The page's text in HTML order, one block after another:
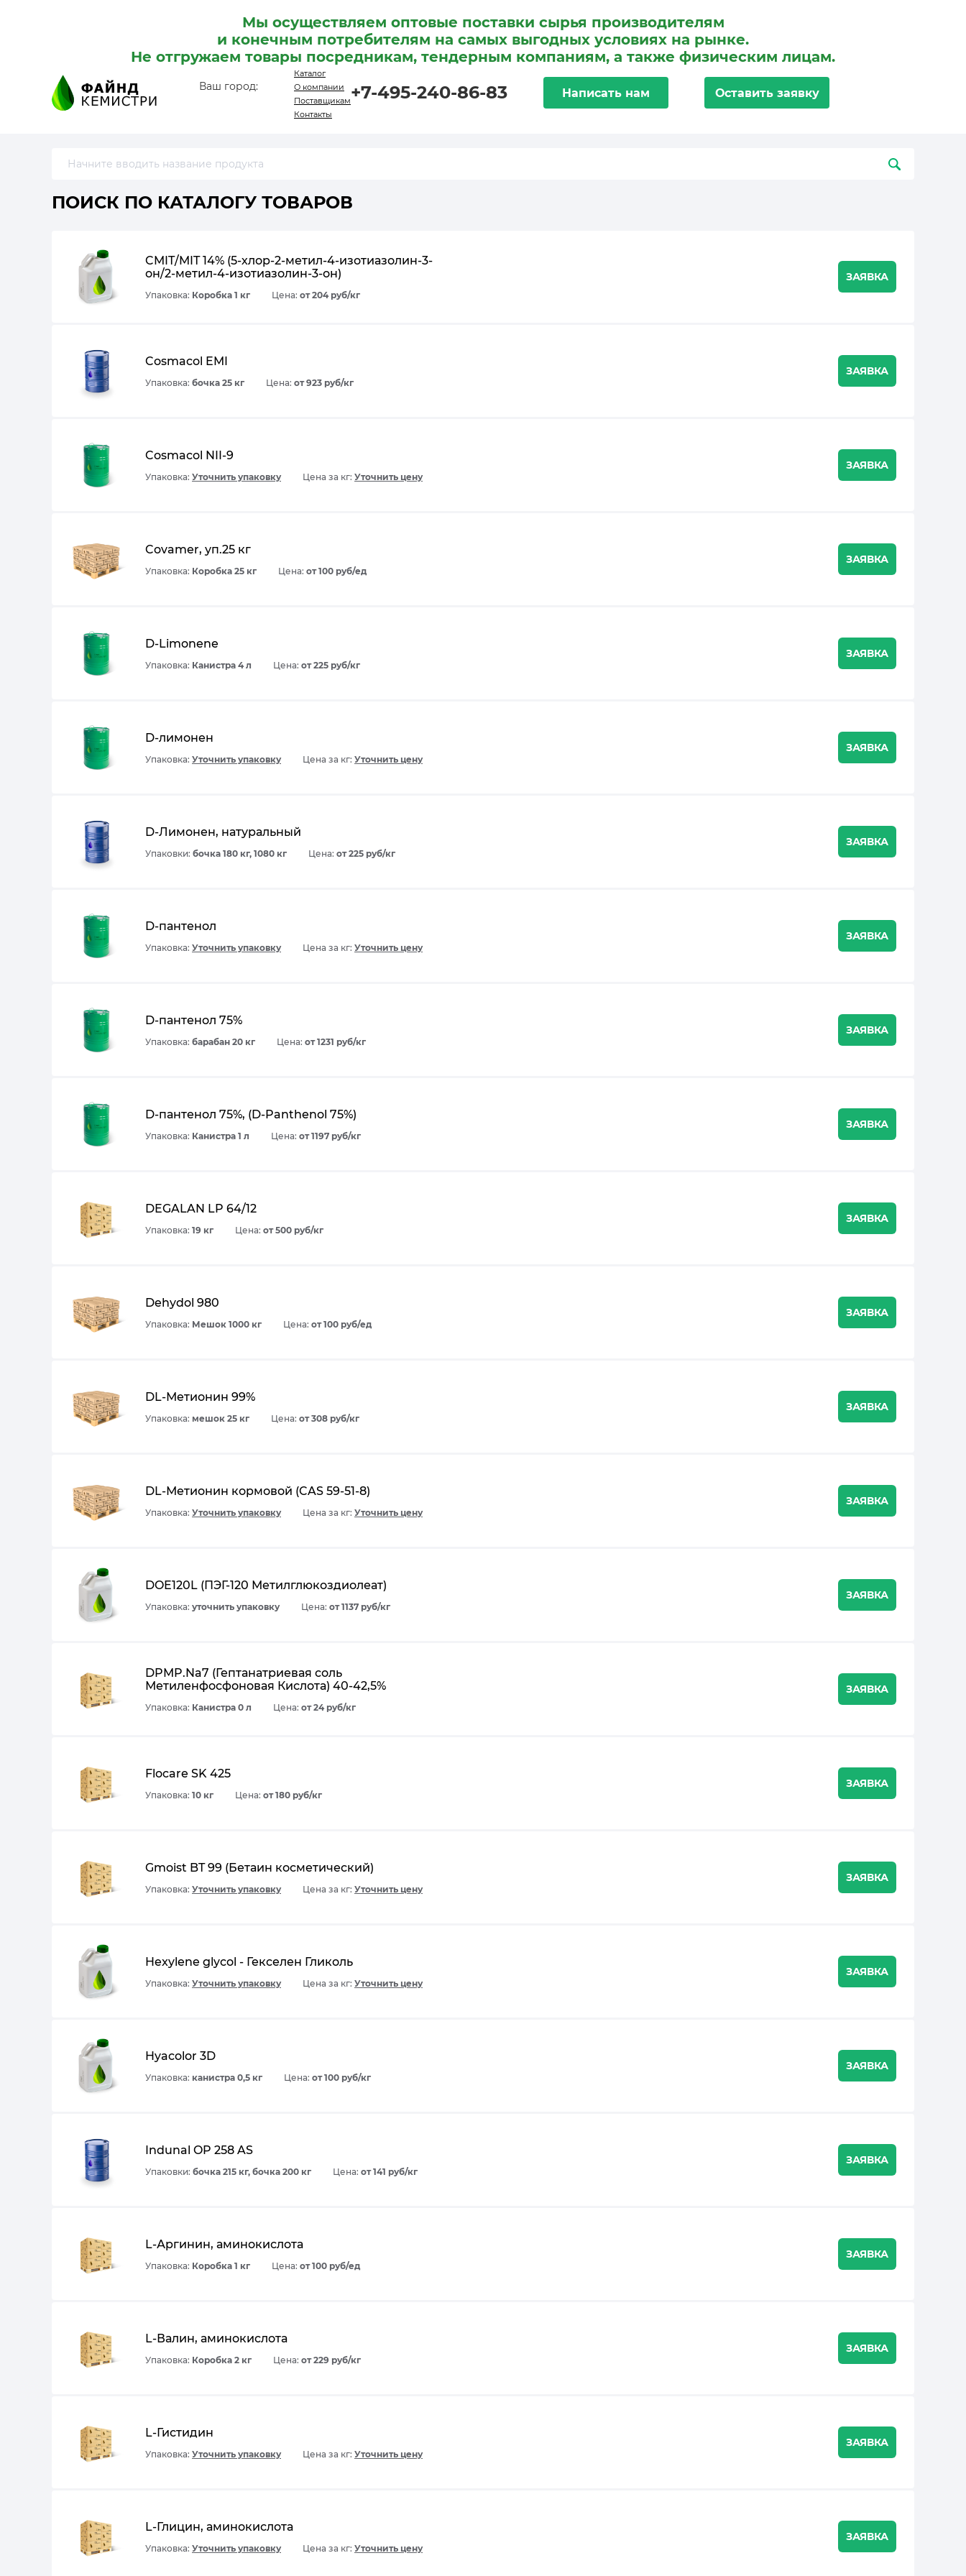
Мы осуществляем оптовые поставки сырья производителям
и конечным потребителям на самых выгодных условиях на рынке.
Не отгружаем товары посредникам, тендерным компаниям, а также физическим лицам.
Ваш город:
Каталог
О компании
Поставщикам
Контакты
+7-495-240-86-83 Написать нам Оставить заявку
ПОИСК ПО КАТАЛОГУ ТОВАРОВ
CMIT/MIT 14% (5-хлор-2-метил-4-изотиазолин-3-
он/2-метил-4-изотиазолин-3-он)
Упаковка: Коробка 1 кг Цена: от 204 руб/кг
ЗАЯВКА
Cosmacol EMI
Упаковка: бочка 25 кг Цена: от 923 руб/кг
ЗАЯВКА
Cosmacol NII-9
Упаковка: Уточнить упаковку Цена за кг: Уточнить цену
ЗАЯВКА
Covamer, уп.25 кг
Упаковка: Коробка 25 кг Цена: от 100 руб/ед
ЗАЯВКА
D-Limonene
Упаковка: Канистра 4 л Цена: от 225 руб/кг
ЗАЯВКА
D-лимонен
Упаковка: Уточнить упаковку Цена за кг: Уточнить цену
ЗАЯВКА
D-Лимонен, натуральный
Упаковки: бочка 180 кг, 1080 кг Цена: от 225 руб/кг
ЗАЯВКА
D-пантенол
Упаковка: Уточнить упаковку Цена за кг: Уточнить цену
ЗАЯВКА
D-пантенол 75%
Упаковка: барабан 20 кг Цена: от 1231 руб/кг
ЗАЯВКА
D-пантенол 75%, (D-Panthenol 75%)
Упаковка: Канистра 1 л Цена: от 1197 руб/кг
ЗАЯВКА
DEGALAN LP 64/12
Упаковка: 19 кг Цена: от 500 руб/кг
ЗАЯВКА
Dehydol 980
Упаковка: Мешок 1000 кг Цена: от 100 руб/ед
ЗАЯВКА
DL-Метионин 99%
Упаковка: мешок 25 кг Цена: от 308 руб/кг
ЗАЯВКА
DL-Метионин кормовой (CAS 59-51-8)
Упаковка: Уточнить упаковку Цена за кг: Уточнить цену
ЗАЯВКА
DOE120L (ПЭГ-120 Метилглюкоздиолеат)
Упаковка: уточнить упаковку Цена: от 1137 руб/кг
ЗАЯВКА
DPMP.Na7 (Гептанатриевая соль
Метиленфосфоновая Кислота) 40-42,5%
Упаковка: Канистра 0 л Цена: от 24 руб/кг
ЗАЯВКА
Flocare SK 425
Упаковка: 10 кг Цена: от 180 руб/кг
ЗАЯВКА
Gmoist BT 99 (Бетаин косметический)
Упаковка: Уточнить упаковку Цена за кг: Уточнить цену
ЗАЯВКА
Hexylene glycol - Гекселен Гликоль
Упаковка: Уточнить упаковку Цена за кг: Уточнить цену
ЗАЯВКА
Hyacolor 3D
Упаковка: канистра 0,5 кг Цена: от 100 руб/кг
ЗАЯВКА
Indunal OP 258 AS
Упаковки: бочка 215 кг, бочка 200 кг Цена: от 141 руб/кг
ЗАЯВКА
L-Аргинин, аминокислота
Упаковка: Коробка 1 кг Цена: от 100 руб/ед
ЗАЯВКА
L-Валин, аминокислота
Упаковка: Коробка 2 кг Цена: от 229 руб/кг
ЗАЯВКА
L-Гистидин
Упаковка: Уточнить упаковку Цена за кг: Уточнить цену
ЗАЯВКА
L-Глицин, аминокислота
Упаковка: Уточнить упаковку Цена за кг: Уточнить цену
ЗАЯВКА